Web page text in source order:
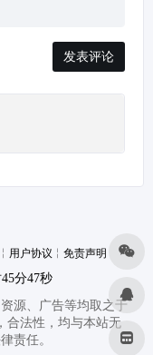
发表评论
╎ 用户协议 ╎ 免责声明
分47秒
源、广告等均取之于
合法性，均与本站无
责任。